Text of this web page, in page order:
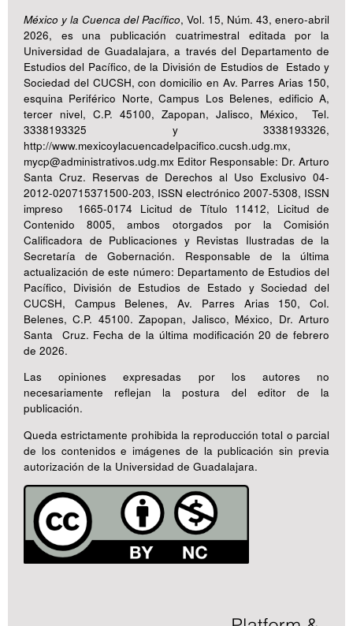
México y la Cuenca del Pacífico, Vol. 15, Núm. 43, enero-abril
2026, es una publicación cuatrimestral editada por la
Universidad de Guadalajara, a través del Departamento de
Estudios del Pacífico, de la División de Estudios de Estado y
Sociedad del CUCSH, con domicilio en Av. Parres Arias 150,
esquina Periférico Norte, Campus Los Belenes, edificio A,
tercer nivel, C.P. 45100, Zapopan, Jalisco, México, Tel.
3338193325 y 3338193326,
http://www.mexicoylacuencadelpacifico.cucsh.udg.mx,
mycp@administrativos.udg.mx Editor Responsable: Dr. Arturo
Santa Cruz. Reservas de Derechos al Uso Exclusivo 04-
2012-020715371500-203, ISSN electrónico 2007-5308, ISSN
impreso 1665-0174 Licitud de Título 11412, Licitud de
Contenido 8005, ambos otorgados por la Comisión
Calificadora de Publicaciones y Revistas Ilustradas de la
Secretaría de Gobernación. Responsable de la última
actualización de este número: Departamento de Estudios del
Pacífico, División de Estudios de Estado y Sociedad del
CUCSH, Campus Belenes, Av. Parres Arias 150, Col.
Belenes, C.P. 45100. Zapopan, Jalisco, México, Dr. Arturo
Santa Cruz. Fecha de la última modificación 20 de febrero
de 2026.
Las opiniones expresadas por los autores no
necesariamente reflejan la postura del editor de la
publicación.
Queda estrictamente prohibida la reproducción total o parcial
de los contenidos e imágenes de la publicación sin previa
autorización de la Universidad de Guadalajara.